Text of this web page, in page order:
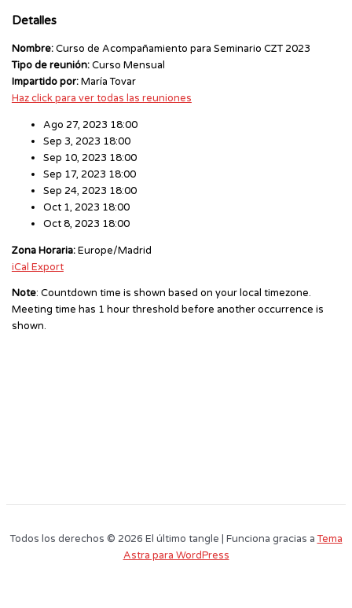
Detalles
Nombre:Curso de Acompañamiento para Seminario CZT 2023
Tipo de reunión:Curso Mensual
Impartido por:María Tovar
Haz click para ver todas las reuniones
Ago 27, 2023 18:00
Sep 3, 2023 18:00
Sep 10, 2023 18:00
Sep 17, 2023 18:00
Sep 24, 2023 18:00
Oct 1, 2023 18:00
Oct 8, 2023 18:00
Zona Horaria:Europe/Madrid
iCal Export
Note: Countdown time is shown based on your local timezone.
Meeting time has 1 hour threshold before another occurrence is
shown.
Todos los derechos © 2026 El último tangle | Funciona gracias aTema
Astra para WordPress